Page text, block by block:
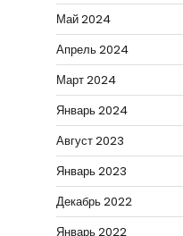
Май 2024
Апрель 2024
Март 2024
Январь 2024
Август 2023
Январь 2023
Декабрь 2022
Январь 2022